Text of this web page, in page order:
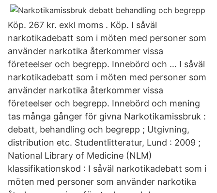
Köp. 267 kr. exkl moms . Köp. I såväl
narkotikadebatt som i möten med personer som
använder narkotika återkommer vissa
företeelser och begrepp. Innebörd och … I såväl
narkotikadebatt som i möten med personer som
använder narkotika återkommer vissa
företeelser och begrepp. Innebörd och mening
tas många gånger för givna Narkotikamissbruk :
debatt, behandling och begrepp ; Utgivning,
distribution etc. Studentlitteratur, Lund : 2009 ;
National Library of Medicine (NLM)
klassifikationskod : I såväl narkotikadebatt som i
möten med personer som använder narkotika